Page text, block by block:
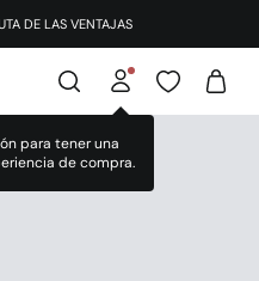
DE LAS VENTAJAS
para tener una
de compra.